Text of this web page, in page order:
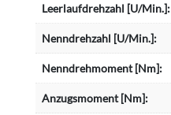
Leerlaufdrehzahl [U/Min.]:
Nenndrehzahl [U/Min.]:
Nenndrehmoment [Nm]:
Anzugsmoment [Nm]: